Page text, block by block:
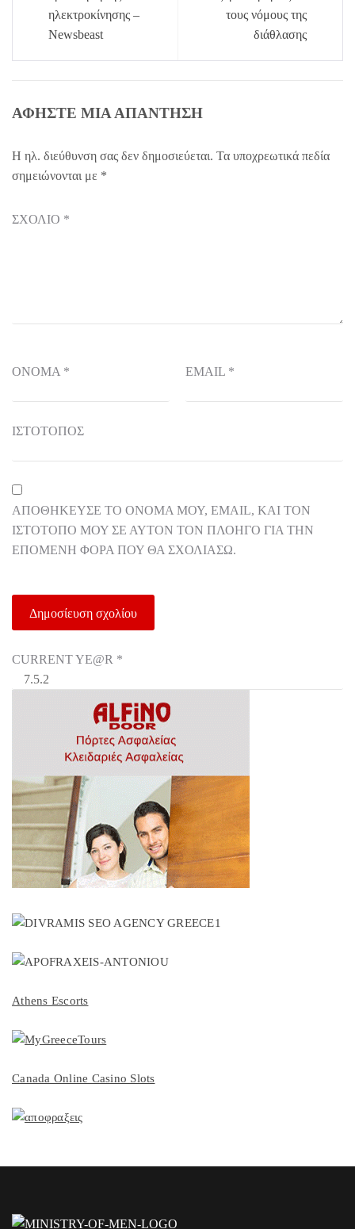
ηλεκτροκίνησης –
Newsbeast
τους νόμους της
διάθλασης
ΑΦΉΣΤΕ ΜΙΑ ΑΠΆΝΤΗΣΗ
Η ηλ. διεύθυνση σας δεν δημοσιεύεται. Τα υποχρεωτικά πεδία
σημειώνονται με *
ΣΧΌΛΙΟ *
ΌΝΟΜΑ * EMAIL *
ΙΣΤΌΤΟΠΟΣ
ΑΠΟΘΉΚΕΥΣΕ ΤΟ ΌΝΟΜΆ ΜΟΥ, EMAIL, ΚΑΙ ΤΟΝ
ΙΣΤΌΤΟΠΟ ΜΟΥ ΣΕ ΑΥΤΌΝ ΤΟΝ ΠΛΟΗΓΌ ΓΙΑ ΤΗΝ
ΕΠΌΜΕΝΗ ΦΟΡΆ ΠΟΥ ΘΑ ΣΧΟΛΙΆΣΩ.
CURRENT YE@R *
Athens Escorts
Canada Online Casino Slots